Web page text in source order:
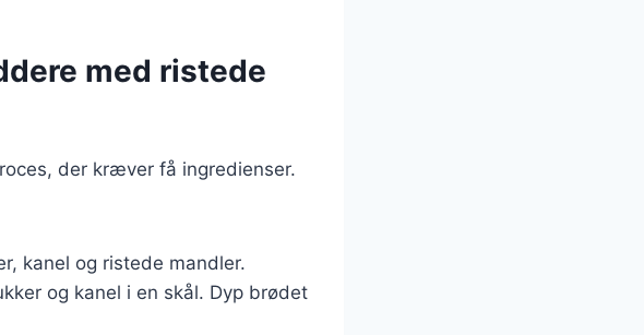
med ristede
der kræver få ingredienser.
kanel og ristede mandler.
og kanel i en skål. Dyp brødet